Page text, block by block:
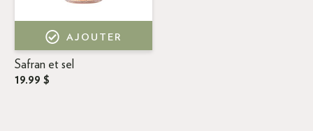
AJOUTER
Safran et sel
19.99 $